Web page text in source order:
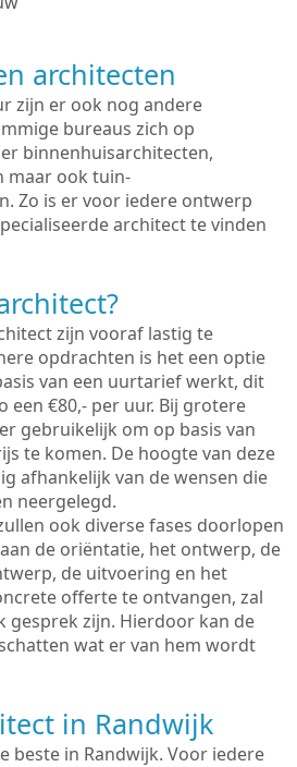
architecten
zijn er ook nog andere
bureaus zich op
binnenhuisarchitecten,
maar ook tuin-
Zo is er voor iedere ontwerp
architect te vinden
zijn vooraf lastig te
opdrachten is het een optie
van een uurtarief werkt, dit
een €80,- per uur. Bij grotere
gebruikelijk om op basis van
te komen. De hoogte van deze
afhankelijk van de wensen die
neergelegd.
ook diverse fases doorlopen
de oriëntatie, het ontwerp, de
de uitvoering en het
offerte te ontvangen, zal
gesprek zijn. Hierdoor kan de
wat er van hem wordt
in Randwijk
beste in Randwijk. Voor iedere